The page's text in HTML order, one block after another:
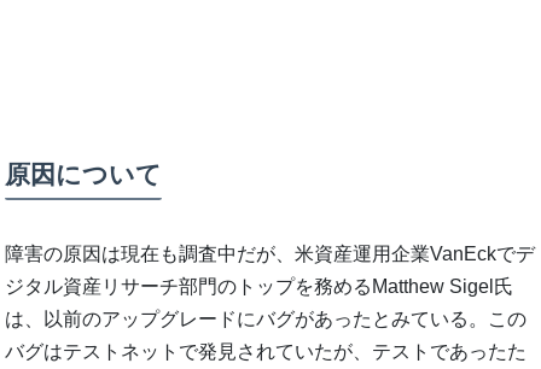
原因について
障害の原因は現在も調査中だが、米資産運用企業VanEckでデ
ジタル資産リサーチ部門のトップを務めるMatthew Sigel氏
は、以前のアップグレードにバグがあったとみている。この
バグはテストネットで発見されていたが、テストであったた